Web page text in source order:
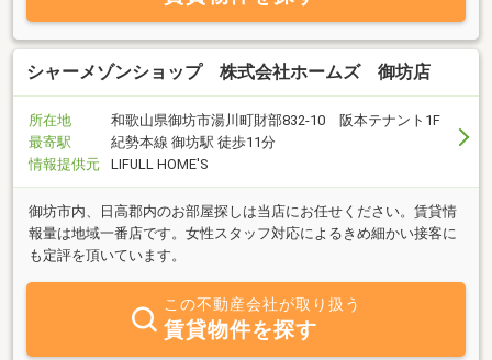
シャーメゾンショップ 株式会社ホームズ 御坊店
所在地
和歌山県御坊市湯川町財部832-10 阪本テナント1F
最寄駅
紀勢本線 御坊駅 徒歩11分
情報提供元
LIFULL HOME'S
御坊市内、日高郡内のお部屋探しは当店にお任せください。賃貸情
報量は地域一番店です。女性スタッフ対応によるきめ細かい接客に
も定評を頂いています。
この不動産会社が取り扱う
賃貸物件を探す